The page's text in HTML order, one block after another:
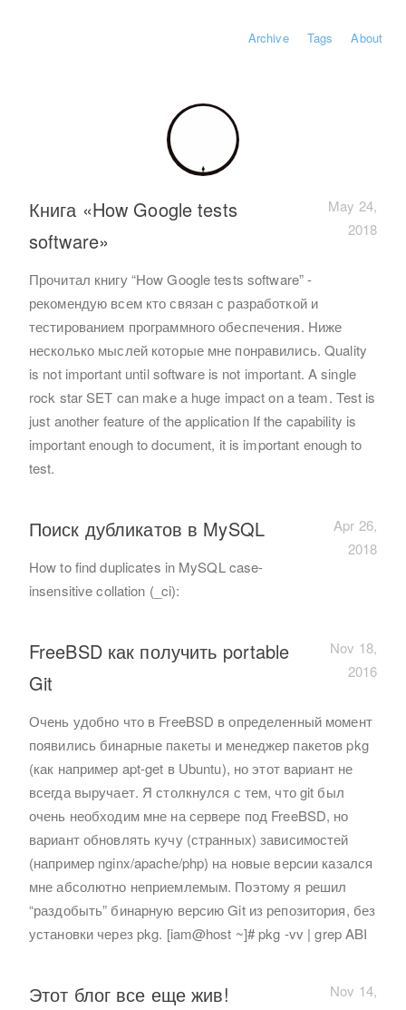
Archive Tags About
Книга «How Google tests
software»
May 24,
2018
Прочитал книгу “How Google tests software” -
рекомендую всем кто связан с разработкой и
тестированием программного обеспечения. Ниже
несколько мыслей которые мне понравились. Quality
is not important until software is not important. A single
rock star SET can make a huge impact on a team. Test is
just another feature of the application If the capability is
important enough to document, it is important enough to
test.
Поиск дубликатов в MySQL
Apr 26,
2018
How to find duplicates in MySQL case-
insensitive collation (_ci):
FreeBSD как получить portable
Git
Nov 18,
2016
Очень удобно что в FreeBSD в определенный момент
появились бинарные пакеты и менеджер пакетов pkg
(как например apt-get в Ubuntu), но этот вариант не
всегда выручает. Я столкнулся с тем, что git был
очень необходим мне на сервере под FreeBSD, но
вариант обновлять кучу (странных) зависимостей
(например nginx/apache/php) на новые версии казался
мне абсолютно неприемлемым. Поэтому я решил
“раздобыть” бинарную версию Git из репозитория, без
установки через pkg. [iam@host ~]# pkg -vv | grep ABI
Этот блог все еще жив!
Nov 14,